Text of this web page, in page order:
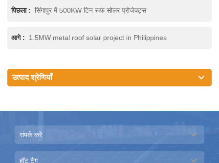
पिछला : सिंगापुर में 500KW टिन रूफ सोलर प्रोजेक्ट्स
आगे : 1.5MW metal roof solar project in Philippines
उत्पाद श्रेणियाँ
संपर्क करें
हॉट टैग